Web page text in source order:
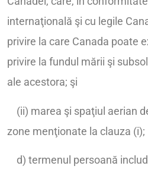
internaţională şi cu legile
privire la care Canada poate
privire la fundul mării şi
ale acestora; şi
(ii) marea şi spaţiul aerian
zone menţionate la clauza (i);
d) termenul persoană